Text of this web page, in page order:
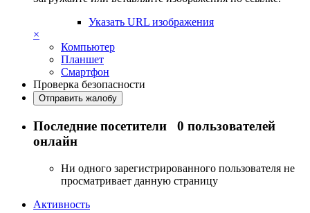
Указать URL изображения
×
Компьютер
Планшет
Смартфон
Проверка безопасности
Отправить жалобу
Последние посетители 0 пользователей
онлайн
Ни одного зарегистрированного пользователя не
просматривает данную страницу
Активность